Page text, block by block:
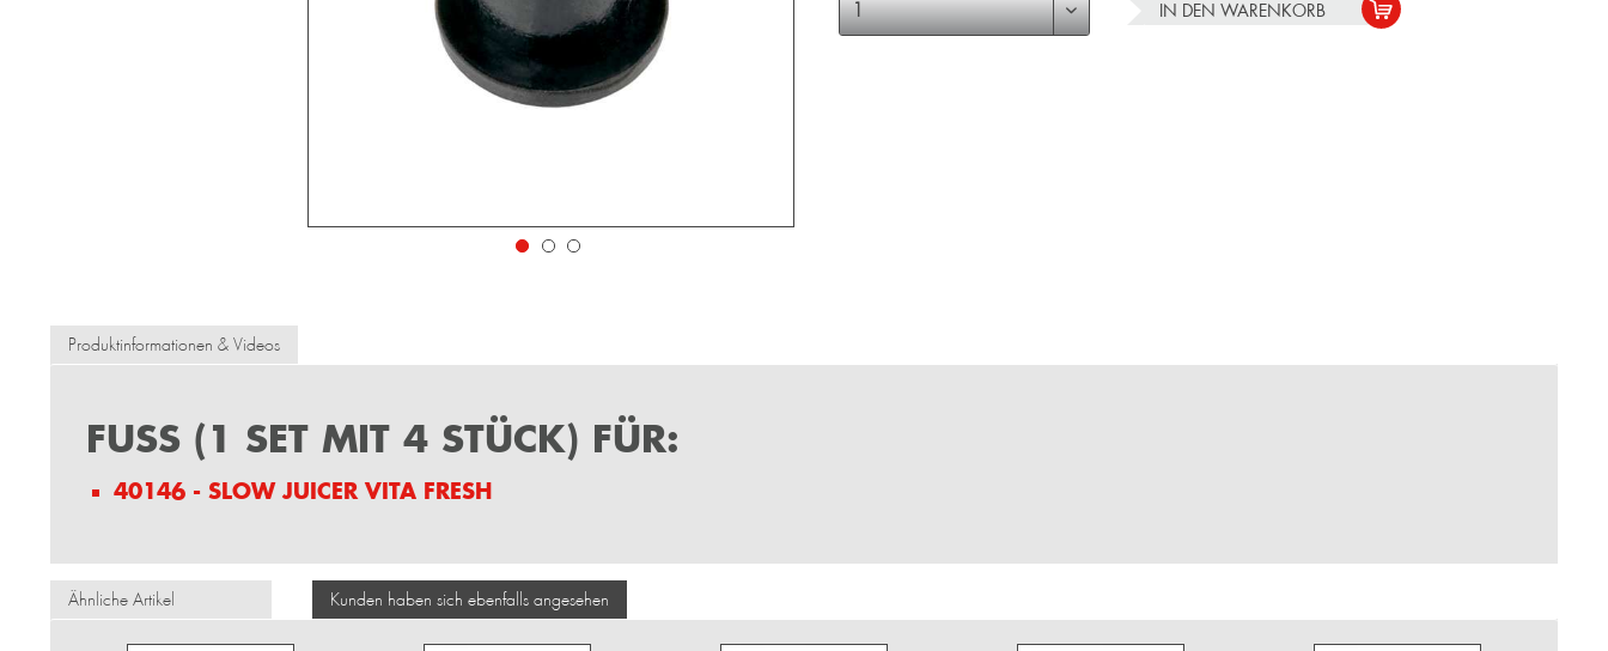
IN DEN WARENKORB
Produktinformationen & Videos
FUSS (1 SET MIT 4 STÜCK) FÜR:
40146 - SLOW JUICER VITA FRESH
Ähnliche Artikel Kunden haben sich ebenfalls angesehen